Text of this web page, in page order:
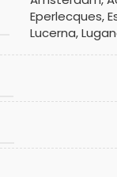
Eperlecques,
Lucerna,